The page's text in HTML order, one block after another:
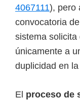
4067111), pero
convocatoria
sistema
únicamente a
duplicidad en
El proceso de